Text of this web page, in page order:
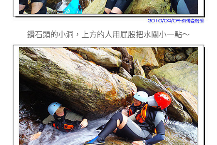
鑽石頭的小洞，上方的人用屁股把水關小一點～